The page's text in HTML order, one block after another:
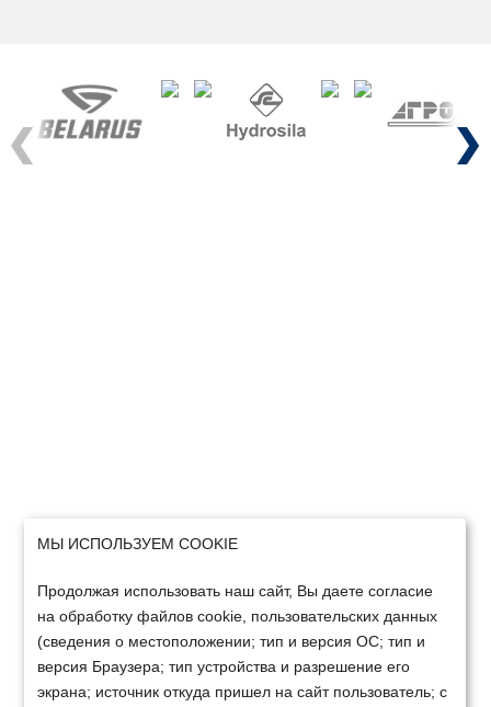
Previous Next
МЫ ИСПОЛЬЗУЕМ COOKIE
Продолжая использовать наш сайт, Вы даете согласие
на обработку файлов cookie, пользовательских данных
(сведения о местоположении; тип и версия ОС; тип и
версия Браузера; тип устройства и разрешение его
экрана; источник откуда пришел на сайт пользователь; с